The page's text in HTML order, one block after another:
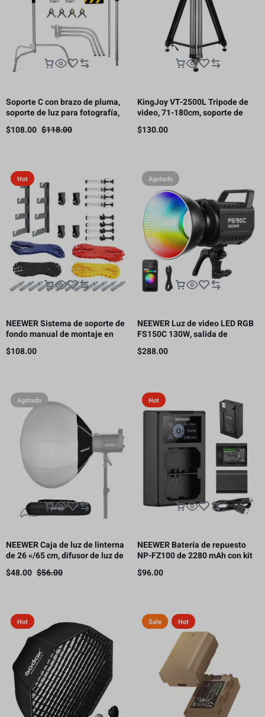
Soporte C con brazo de pluma,
soporte de luz para fotografía,
3.3 m, 10 kg de carga（Este
producto está sujeto a gastos
$118.00
$108.00
KingJoy VT-2500L Tripode de
video, 71-180cm, soporte de
carga 11kg.
$130.00
Hot
NEEWER Sistema de soporte de
fondo manual de montaje en
pared de 4 rodillos, capacidad
de carga por rodillo: 22 lb/10 kg
$108.00
Agotado
NEEWER Luz de video LED RGB
FS150C 130W, salida de
iluminación continua COB de
2500-7500K con CRI97/TLCI98
$288.00
Agotado
NEEWER Caja de luz de linterna
de 26 «/65 cm, difusor de luz de
liberación rápida 360° Bowens
Mount Softbox con aleación de
$56.00
$48.00
Hot
NEEWER Batería de repuesto
NP-FZ100 de 2280 mAh con kit
de cargador USB de doble canal
$96.00
Hot Sale Hot